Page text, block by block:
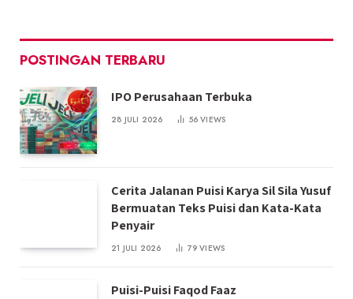
POSTINGAN TERBARU
IPO Perusahaan Terbuka
28 JULI 2026 56VIEWS
Cerita Jalanan Puisi Karya Sil Sila Yusuf
Bermuatan Teks Puisi dan Kata-Kata
Penyair
21 JULI 2026 79VIEWS
Puisi-Puisi Faqod Faaz